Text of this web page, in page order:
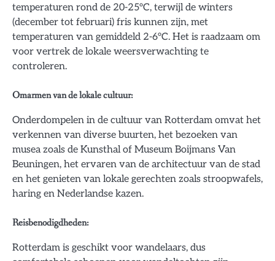
temperaturen rond de 20-25°C, terwijl de winters
(december tot februari) fris kunnen zijn, met
temperaturen van gemiddeld 2-6°C. Het is raadzaam om
voor vertrek de lokale weersverwachting te
controleren.
Omarmen van de lokale cultuur:
Onderdompelen in de cultuur van Rotterdam omvat het
verkennen van diverse buurten, het bezoeken van
musea zoals de Kunsthal of Museum Boijmans Van
Beuningen, het ervaren van de architectuur van de stad
en het genieten van lokale gerechten zoals stroopwafels,
haring en Nederlandse kazen.
Reisbenodigdheden:
Rotterdam is geschikt voor wandelaars, dus